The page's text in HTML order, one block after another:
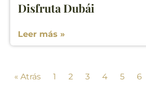
Disfruta Dubái
Leer más »
« Atrás 1 2 3 4 5 6